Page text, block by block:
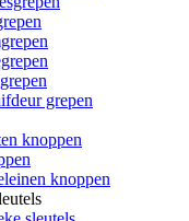
grepen
knoppen
knoppen